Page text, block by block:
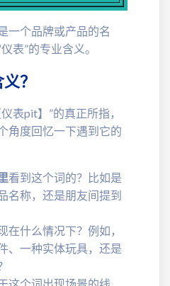
一个品牌或产品的名
表”的专业含义。
？
表pit】”的真正所指，
角度回忆一下遇到它的
看到这个词的？比如是
名称，还是朋友间提到
在什么情况下？例如，
、一种实体玩具，还是